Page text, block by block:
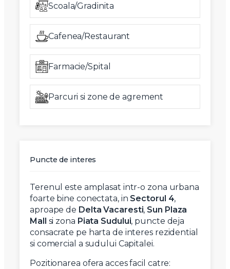
Scoala/Gradinita
Cafenea/Restaurant
Farmacie/Spital
Parcuri si zone de agrement
Puncte de interes
Terenul este amplasat intr-o zona urbana
foarte bine conectata, in Sectorul 4,
aproape de Delta Vacaresti, Sun Plaza
Mall
si zona Piata Sudului, puncte deja
consacrate pe harta de interes rezidential
si comercial a sudului Capitalei.
Pozitionarea ofera acces facil catre: